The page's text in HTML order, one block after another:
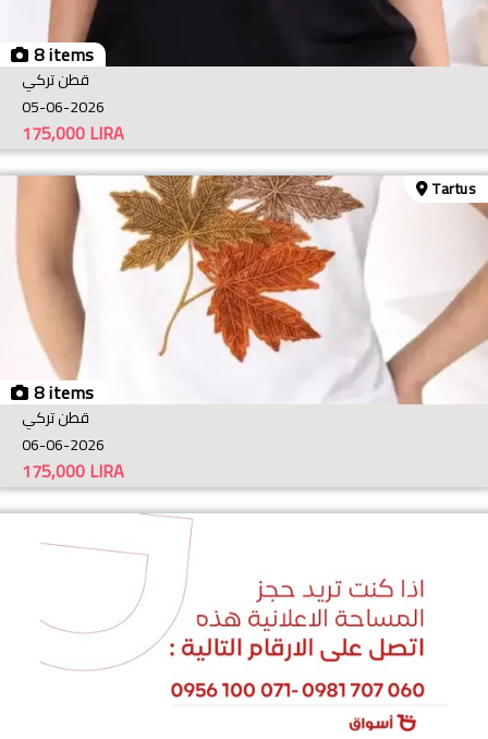
8 items
قطن تركي
05-06-2026
LIRA
175,000
8 items
Tartus
قطن تركي
06-06-2026
LIRA
175,000